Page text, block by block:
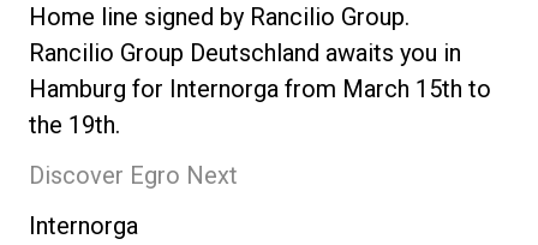
Home line signed by Rancilio Group.
Rancilio Group Deutschland awaits you in
Hamburg for Internorga from March 15th to
the 19th.
Discover Egro Next
Internorga